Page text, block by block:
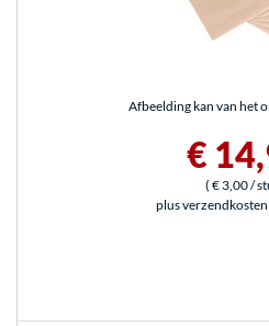
Afbeelding kan van het
€
( € 3,00/
plus verzendkosten